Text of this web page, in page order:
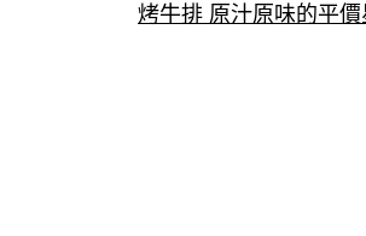
烤牛排 原汁原味的平